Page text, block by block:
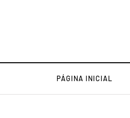
PÁGINA INICIAL